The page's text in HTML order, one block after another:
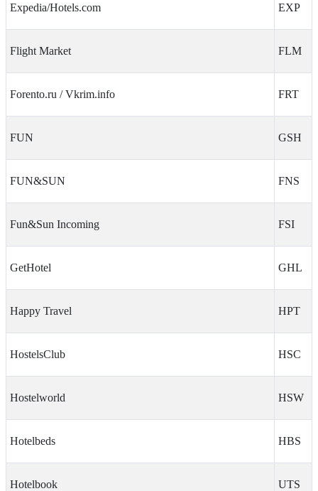
Expedia/Hotels.com EXP
Flight Market FLM
Forento.ru / Vkrim.info FRT
FUN GSH
FUN&SUN FNS
Fun&Sun Incoming FSI
GetHotel GHL
Happy Travel HPT
HostelsClub HSC
Hostelworld HSW
Hotelbeds HBS
Hotelbook UTS